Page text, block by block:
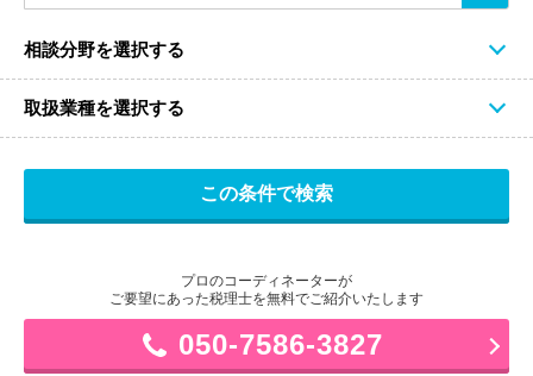
相談分野を選択する
取扱業種を選択する
プロのコーディネーターが
ご要望にあった税理士を無料でご紹介いたします
050-7586-3827